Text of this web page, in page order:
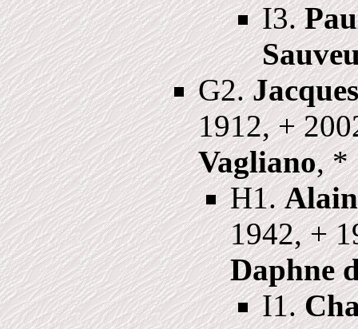
I3.
G2.
1912, +
Vagliano, *
H1.
1942, +
Daphne
I1.